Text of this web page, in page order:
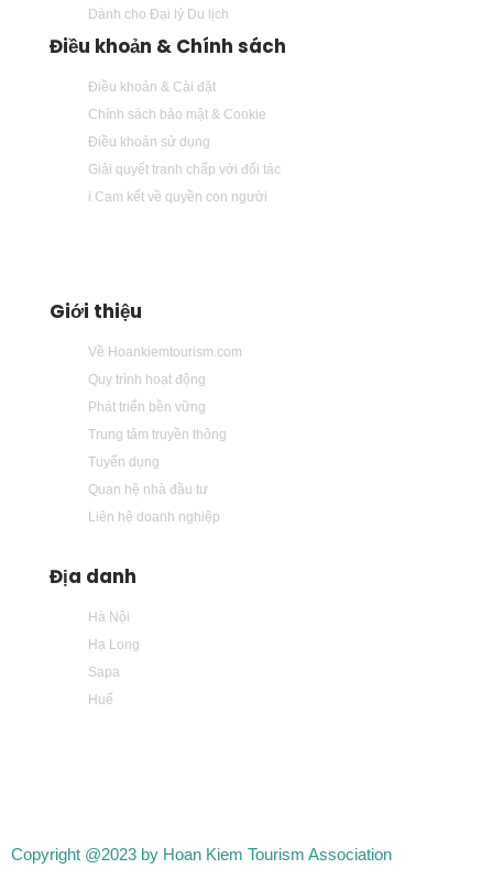
Dành cho Đại lý Du lịch
Điều khoản & Chính sách
Điều khoản & Cài đặt
Chính sách bảo mật & Cookie
Điều khoản sử dụng
Giải quyết tranh chấp với đối tác
i Cam kết về quyền con người
Giới thiệu
Về Hoankiemtourism.com
Quy trình hoạt động
Phát triển bền vững
Trung tâm truyền thông
Tuyển dụng
Quan hệ nhà đầu tư
Liên hệ doanh nghiệp
Địa danh
Hà Nội
Hạ Long
Sapa
Huế
Copyright @2023 by Hoan Kiem Tourism Association